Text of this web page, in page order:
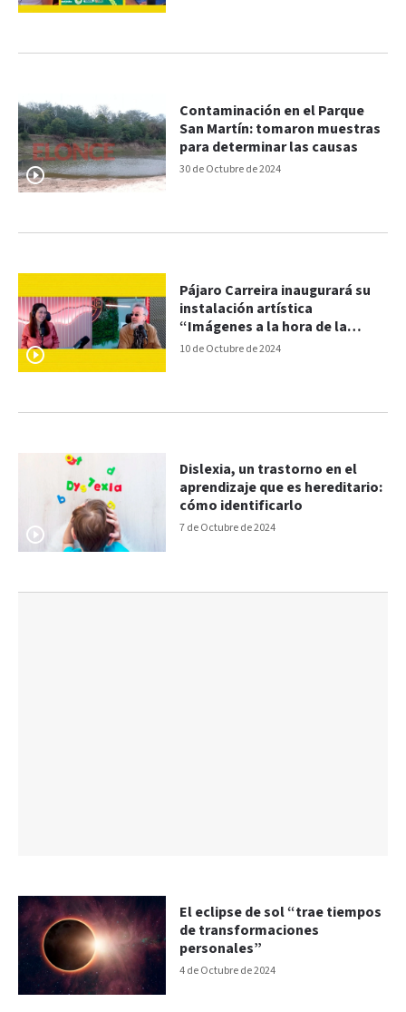
30 de Octubre de 2024
Contaminación en el Parque
San Martín: tomaron muestras
para determinar las causas
10 de Octubre de 2024
Pájaro Carreira inaugurará su
instalación artística
“Imágenes a la hora de la
siesta”
7 de Octubre de 2024
Dislexia, un trastorno en el
aprendizaje que es hereditario:
cómo identificarlo
4 de Octubre de 2024
El eclipse de sol “trae tiempos
de transformaciones
personales”